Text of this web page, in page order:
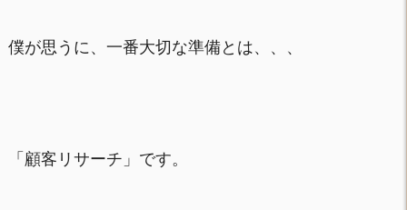
僕が思うに、一番大切な準備とは、、、
「顧客リサーチ」です。